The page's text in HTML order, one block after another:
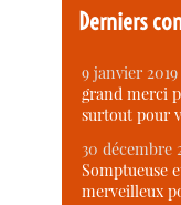
Derniers
9 janvier
grand merci
surtout pour
30 décembre
Somptueuse
merveilleux